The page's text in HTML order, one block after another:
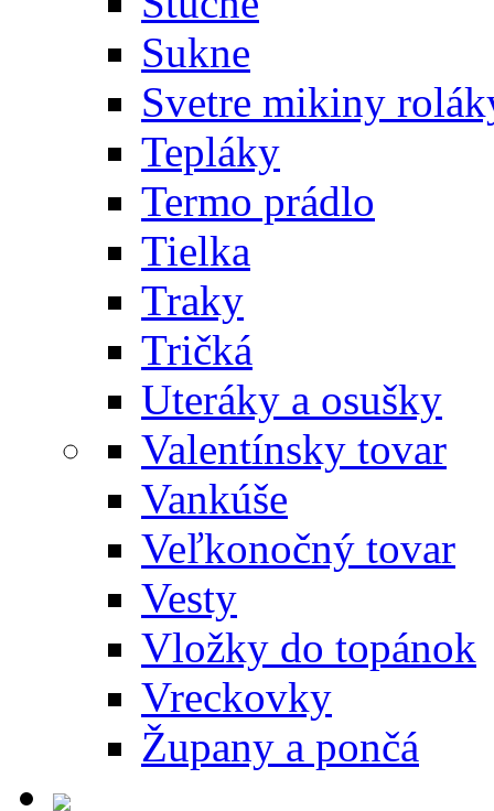
Sukne
Svetre mikiny
Tepláky
Termo prádlo
Tielka
Traky
Tričká
Uteráky a osušky
Valentínsky tovar
Vankúše
Veľkonočný tovar
Vesty
Vložky do topánok
Vreckovky
Župany a pončá